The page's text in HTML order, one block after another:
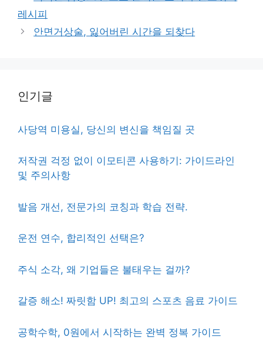
레시피
안면거상술, 잃어버린 시간을 되찾다
인기글
사당역 미용실, 당신의 변신을 책임질 곳
저작권 걱정 없이 이모티콘 사용하기: 가이드라인
및 주의사항
발음 개선, 전문가의 코칭과 학습 전략.
운전 연수, 합리적인 선택은?
주식 소각, 왜 기업들은 불태우는 걸까?
갈증 해소! 짜릿함 UP! 최고의 스포츠 음료 가이드
공학수학, 0원에서 시작하는 완벽 정복 가이드